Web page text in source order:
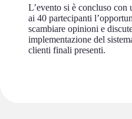
L’evento si è concluso
ai 40 partecipanti
scambiare opinioni e
implementazione del
clienti finali presenti.